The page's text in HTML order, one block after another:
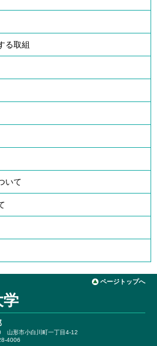
る取組
いて
ページトップへ
学
山形市小白川町一丁目4-12
4006